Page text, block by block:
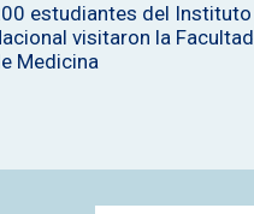
estudiantes del Instituto
visitaron la Facultad
Medicina